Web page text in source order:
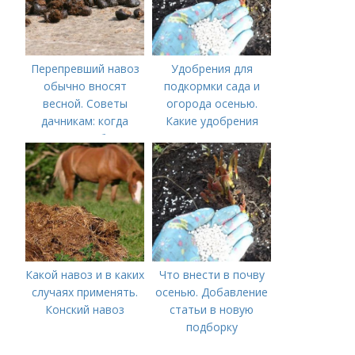
Перепревший навоз
обычно вносят
весной. Советы
дачникам: когда
вносить удобрение
— весной или осенью
(СОВЕТЫ ОПЫТНЫХ)
Удобрения для
подкормки сада и
огорода осенью.
Какие удобрения
правильно это
делать?
Какой навоз и в каких
случаях применять.
Конский навоз
Что внести в почву
осенью. Добавление
статьи в новую
подборку